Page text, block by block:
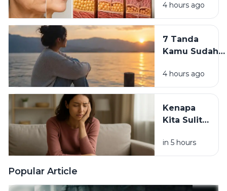
7
Kebiasaan
Diam-
Diam Bikin
Cepat Tua
4 hours ago
7 Tanda
Kamu Sudah
Meninggalkan
Versi Lama
4 hours ago
Kenapa
Kita Sulit
Padahal
Tahu
in 5 hours
Popular Article